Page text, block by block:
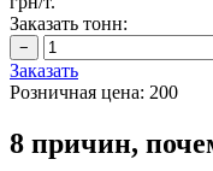
Заказать тонн:
Заказать
Розничная цена: 200
8 причин,